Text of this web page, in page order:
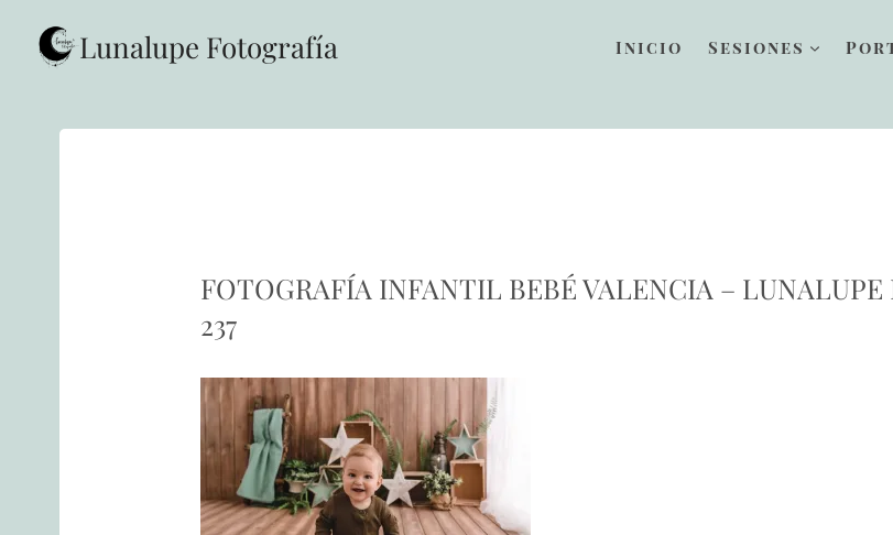
contenido Lunalupe Fotografía Inicio Sesiones
FOTOGRAFÍA INFANTIL BEBÉ VALENCIA –
237